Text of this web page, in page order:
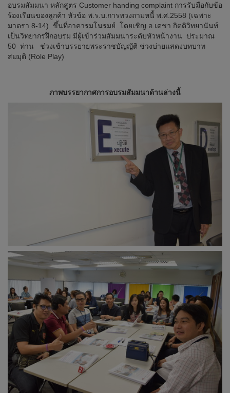
อบรมสัมมนา หลักสูตร Customer handing complaint การรับมือกับข้อ
ร้องเรียนของลูกค้า หัวข้อ พ.ร.บ.การทวงถามหนี้ พ.ศ.2558 (เฉพาะ
มาตรา 8-14) ขึ้นที่อาคารมโนรมย์ โดยเชิญ อ.เดชา กิตติวิทยานันท์
เป็นวิทยากรฝึกอบรม มีผู้เข้าร่วมสัมมนาระดับหัวหน้างาน ประมาณ
50 ท่าน ช่วงเช้าบรรยายพระราชบัญญัติ ช่วงบ่ายแสดงบทบาท
สมมุติ (Role Play)
ภาพบรรยากาศการอบรมสัมมนาด้านล่างนี้